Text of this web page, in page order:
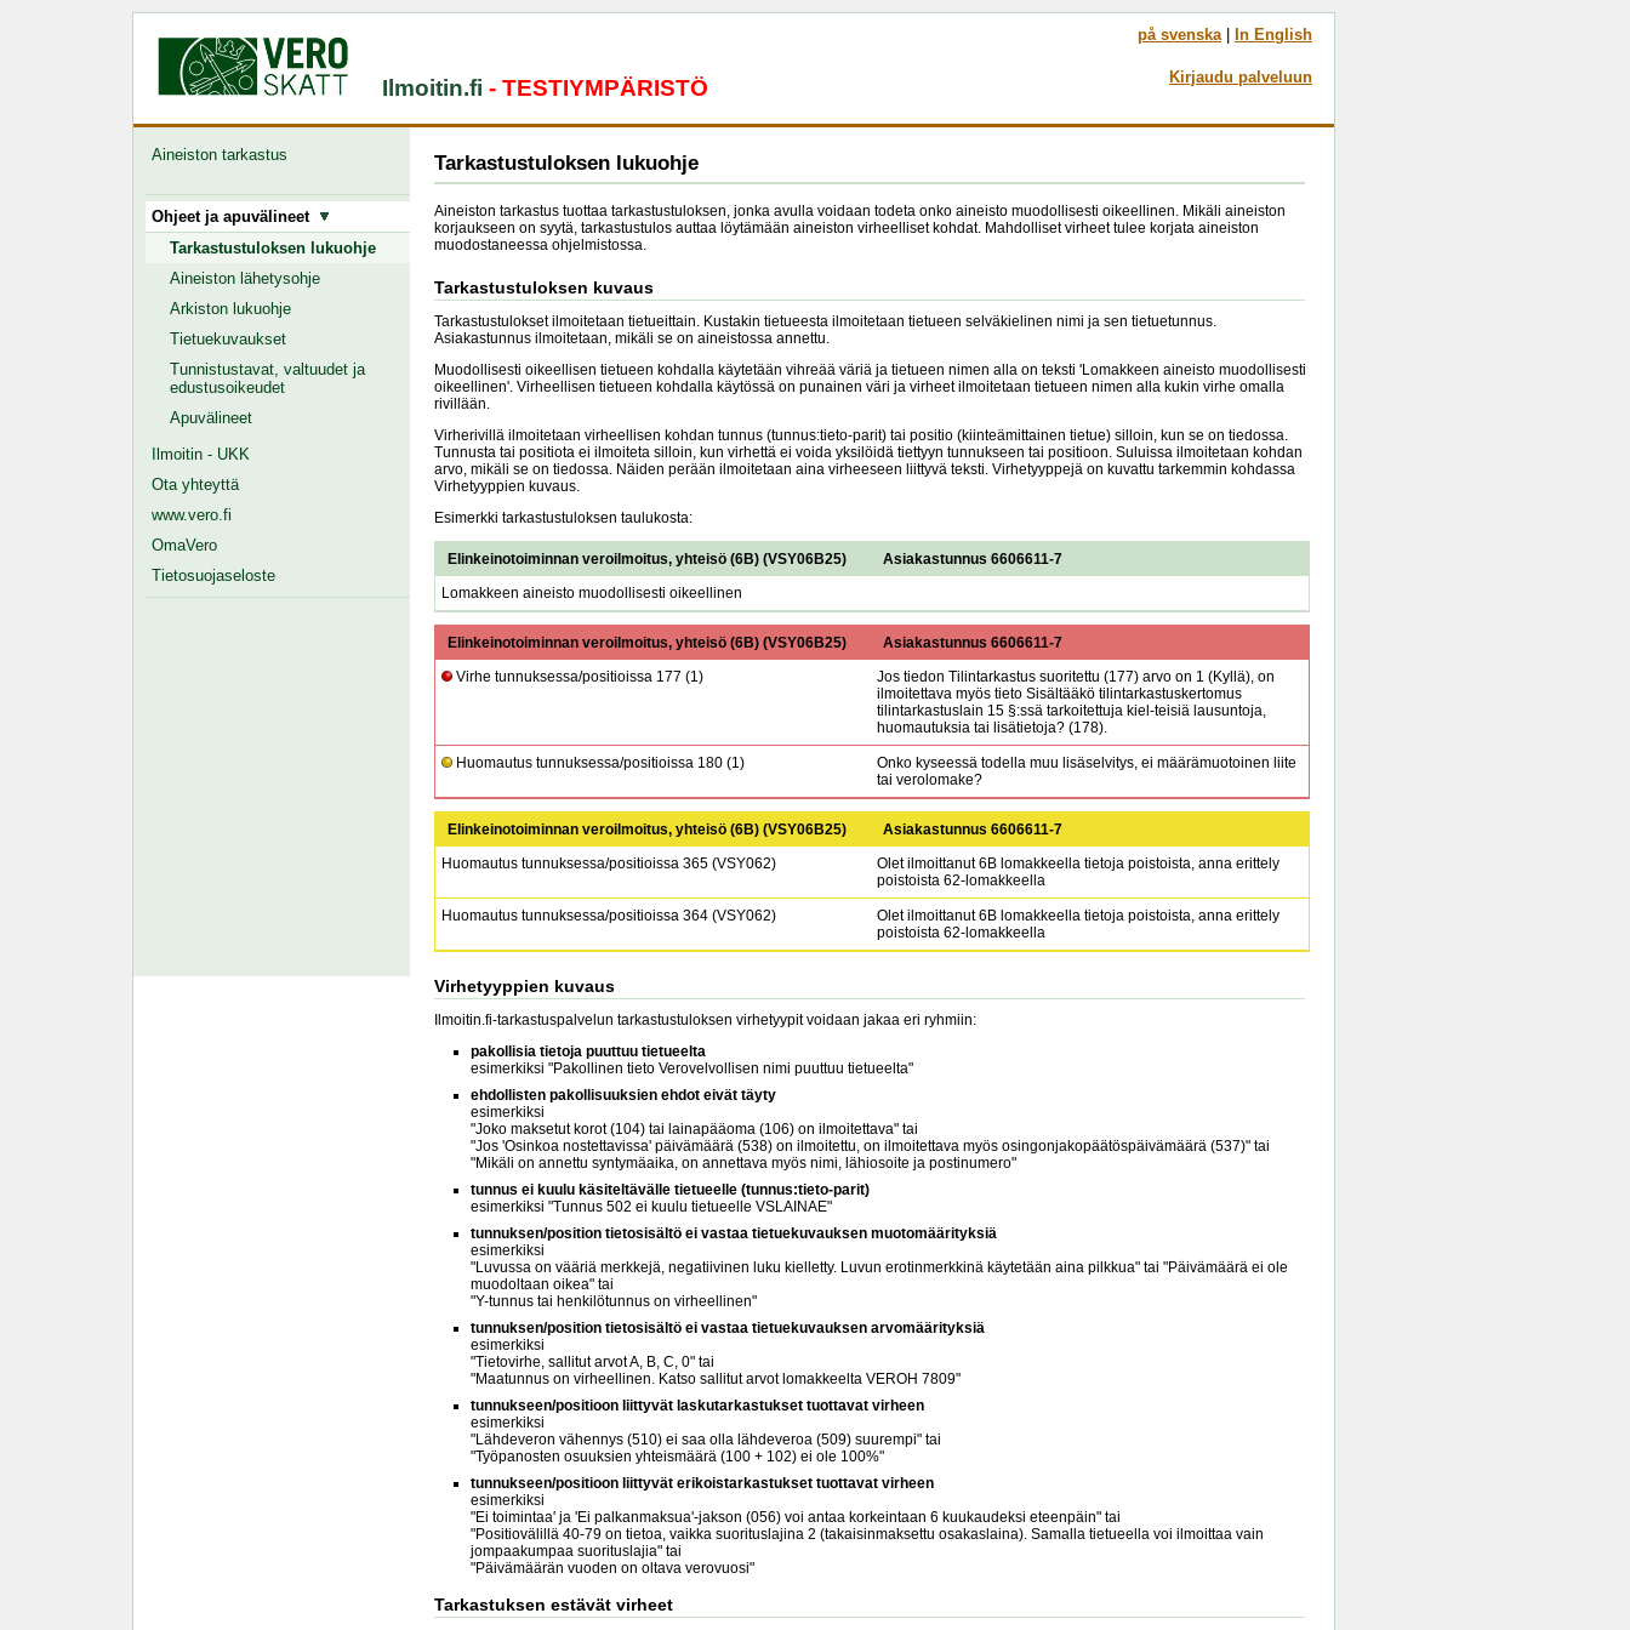
Ilmoitin.fi - TESTIYMPÄRISTÖ
på svenska| In English
Kirjaudu palveluun
Aineiston tarkastus
Ohjeet ja apuvälineet
Tarkastustuloksen lukuohje
Aineiston lähetysohje
Arkiston lukuohje
Tietuekuvaukset
Tunnistustavat, valtuudet ja
edustusoikeudet
Apuvälineet
Ilmoitin - UKK
Ota yhteyttä
www.vero.fi
OmaVero
Tietosuojaseloste
Tarkastustuloksen lukuohje
Aineiston tarkastus tuottaa tarkastustuloksen, jonka avulla voidaan todeta onko aineisto muodollisesti oikeellinen. Mikäli aineiston
korjaukseen on syytä, tarkastustulos auttaa löytämään aineiston virheelliset kohdat. Mahdolliset virheet tulee korjata aineiston
muodostaneessa ohjelmistossa.
Tarkastustuloksen kuvaus
Tarkastustulokset ilmoitetaan tietueittain. Kustakin tietueesta ilmoitetaan tietueen selväkielinen nimi ja sen tietuetunnus.
Asiakastunnus ilmoitetaan, mikäli se on aineistossa annettu.
Muodollisesti oikeellisen tietueen kohdalla käytetään vihreää väriä ja tietueen nimen alla on teksti 'Lomakkeen aineisto muodollisesti
oikeellinen'. Virheellisen tietueen kohdalla käytössä on punainen väri ja virheet ilmoitetaan tietueen nimen alla kukin virhe omalla
rivillään.
Virherivillä ilmoitetaan virheellisen kohdan tunnus (tunnus:tieto-parit) tai positio (kiinteämittainen tietue) silloin, kun se on tiedossa.
Tunnusta tai positiota ei ilmoiteta silloin, kun virhettä ei voida yksilöidä tiettyyn tunnukseen tai positioon. Suluissa ilmoitetaan kohdan
arvo, mikäli se on tiedossa. Näiden perään ilmoitetaan aina virheeseen liittyvä teksti. Virhetyyppejä on kuvattu tarkemmin kohdassa
Virhetyyppien kuvaus.
Esimerkki tarkastustuloksen taulukosta:
Elinkeinotoiminnan veroilmoitus, yhteisö (6B)(VSY06B25)
Asiakastunnus 6606611-7
Lomakkeen aineisto muodollisesti oikeellinen
Elinkeinotoiminnan veroilmoitus, yhteisö (6B)(VSY06B25)
Asiakastunnus 6606611-7
Virhe tunnuksessa/positioissa 177 (1)
Jos tiedon Tilintarkastus suoritettu (177) arvo on 1 (Kyllä), on
ilmoitettava myös tieto Sisältääkö tilintarkastuskertomus
tilintarkastuslain 15 §:ssä tarkoitettuja kiel-teisiä lausuntoja,
huomautuksia tai lisätietoja? (178).
Huomautus tunnuksessa/positioissa 180 (1)
Onko kyseessä todella muu lisäselvitys, ei määrämuotoinen liite
tai verolomake?
Elinkeinotoiminnan veroilmoitus, yhteisö (6B)(VSY06B25)
Asiakastunnus 6606611-7
Huomautus tunnuksessa/positioissa 365 (VSY062)
Olet ilmoittanut 6B lomakkeella tietoja poistoista, anna erittely
poistoista 62-lomakkeella
Huomautus tunnuksessa/positioissa 364 (VSY062)
Olet ilmoittanut 6B lomakkeella tietoja poistoista, anna erittely
poistoista 62-lomakkeella
Virhetyyppien kuvaus
Ilmoitin.fi-tarkastuspalvelun tarkastustuloksen virhetyypit voidaan jakaa eri ryhmiin:
pakollisia tietoja puuttuu tietueelta
esimerkiksi "Pakollinen tieto Verovelvollisen nimi puuttuu tietueelta"
ehdollisten pakollisuuksien ehdot eivät täyty
esimerkiksi
"Joko maksetut korot (104) tai lainapääoma (106) on ilmoitettava" tai
"Jos 'Osinkoa nostettavissa' päivämäärä (538) on ilmoitettu, on ilmoitettava myös osingonjakopäätöspäivämäärä (537)" tai
"Mikäli on annettu syntymäaika, on annettava myös nimi, lähiosoite ja postinumero"
tunnus ei kuulu käsiteltävälle tietueelle (tunnus:tieto-parit)
esimerkiksi "Tunnus 502 ei kuulu tietueelle VSLAINAE"
tunnuksen/position tietosisältö ei vastaa tietuekuvauksen muotomäärityksiä
esimerkiksi
"Luvussa on vääriä merkkejä, negatiivinen luku kielletty. Luvun erotinmerkkinä käytetään aina pilkkua" tai "Päivämäärä ei ole
muodoltaan oikea" tai
"Y-tunnus tai henkilötunnus on virheellinen"
tunnuksen/position tietosisältö ei vastaa tietuekuvauksen arvomäärityksiä
esimerkiksi
"Tietovirhe, sallitut arvot A, B, C, 0" tai
"Maatunnus on virheellinen. Katso sallitut arvot lomakkeelta VEROH 7809"
tunnukseen/positioon liittyvät laskutarkastukset tuottavat virheen
esimerkiksi
"Lähdeveron vähennys (510) ei saa olla lähdeveroa (509) suurempi" tai
"Työpanosten osuuksien yhteismäärä (100 + 102) ei ole 100%"
tunnukseen/positioon liittyvät erikoistarkastukset tuottavat virheen
esimerkiksi
"Ei toimintaa' ja 'Ei palkanmaksua'-jakson (056) voi antaa korkeintaan 6 kuukaudeksi eteenpäin" tai
"Positiovälillä 40-79 on tietoa, vaikka suorituslajina 2 (takaisinmaksettu osakaslaina). Samalla tietueella voi ilmoittaa vain
jompaakumpaa suorituslajia" tai
"Päivämäärän vuoden on oltava verovuosi"
Tarkastuksen estävät virheet